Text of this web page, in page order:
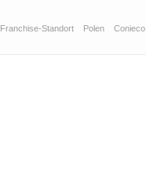
Franchise-Standort Polen